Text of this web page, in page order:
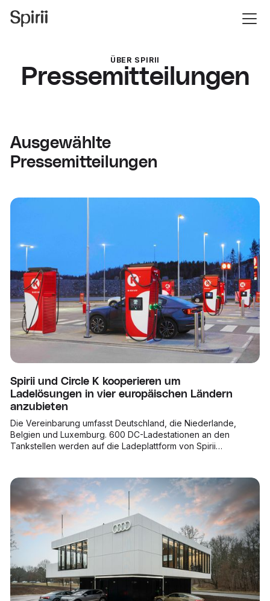
ÜBER SPIRII
Pressemitteilungen
Ausgewählte
Pressemitteilungen
Spirii und Circle K kooperieren um
Ladelösungen in vier europäischen Ländern
anzubieten
Die Vereinbarung umfasst Deutschland, die Niederlande,
Belgien und Luxemburg. 600 DC-Ladestationen an den
Tankstellen werden auf die Ladeplattform von Spirii
Arbeitsplatz einführen. Spirii übernimmt die Verwaltung und
Unterstützung des Circle K-Ladenetzes in allen vier Ländern;
mit dem Ziel, das Unternehmen als einen der führenden
Ladeanbieter in Europa zu etablieren.